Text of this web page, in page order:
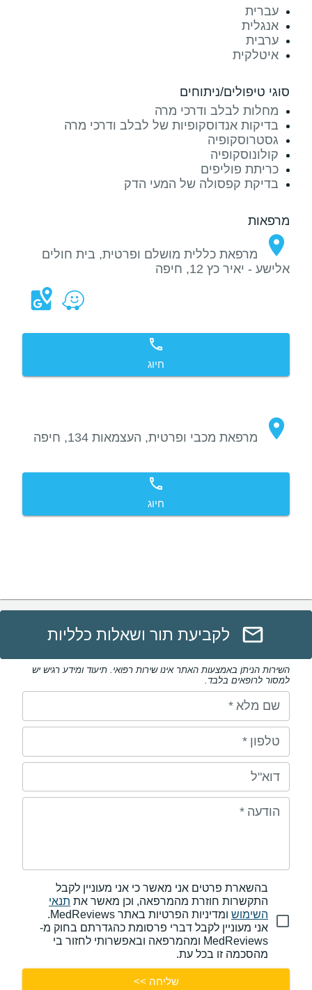
עברית
אנגלית
ערבית
איטלקית
סוגי טיפולים/ניתוחים
מחלות לבלב ודרכי מרה
בדיקות אנדוסקופיות של לבלב ודרכי מרה
גסטרוסקופיה
קולונוסקופיה
כריתת פוליפים
בדיקת קפסולה של המעי הדק
מרפאות
מרפאת כללית מושלם ופרטית, בית חולים
אלישע - יאיר כץ 12, חיפה
חיוג
מרפאת מכבי ופרטית, העצמאות 134, חיפה
חיוג
לקביעת תור ושאלות כלליות
השירות הניתן באמצעות האתר אינו שירות רפואי. תיעוד ומידע רגיש יש
למסור לרופאים בלבד.
שם מלא*
טלפון *
דוא"ל
הודעה *
בהשארת פרטים אני מאשר כי אני מעוניין לקבל
התקשרות חוזרת מהמרפאה, וכן מאשר את תנאי
השימוש
ומדיניות הפרטיות באתר MedReviews.
אני מעוניין לקבל דברי פרסומת כהגדרתם בחוק מ-
MedReviews ומהמרפאה ובאפשרותי לחזור בי
מהסכמה זו בכל עת.
שליחה >>